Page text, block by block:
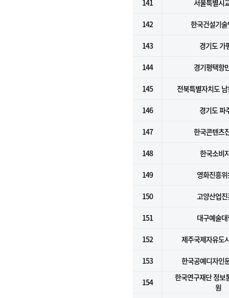
141 서울특별시
142 한국건설기
143 경기도 가
144 경기평택항
145 전북특별자치도
146 경기도 파
147 한국콘텐츠
148 한국소비
149 영화진흥
150 고양산업
151 대구예술
152 제주국제자유도
153 한국공예디자인
154
한국연구재단 정보
원